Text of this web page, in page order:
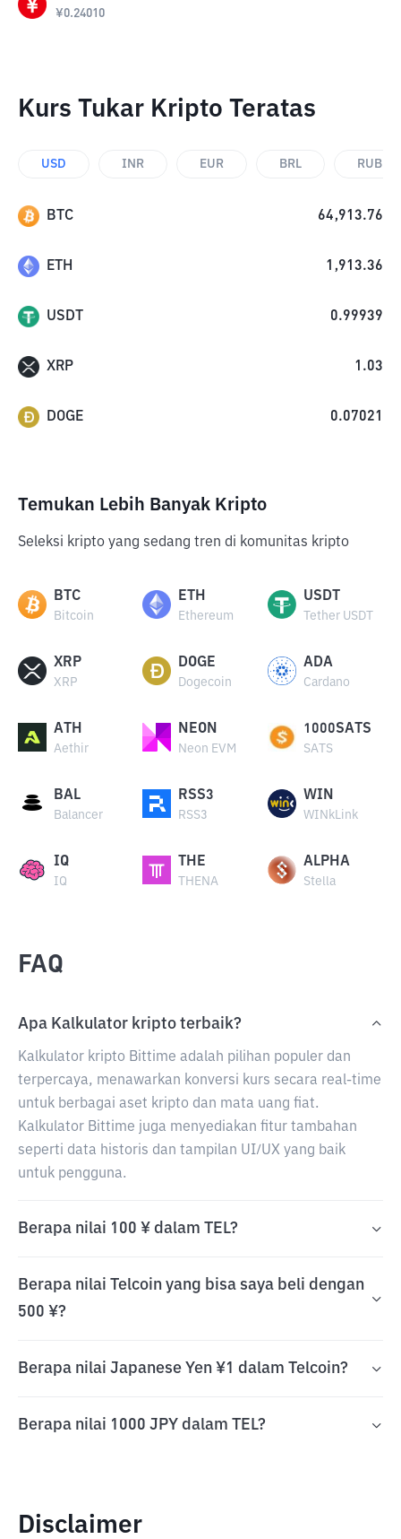
¥0.24010
Kurs Tukar Kripto Teratas
USD INR EUR BRL RUB
BTC 64,913.76
ETH 1,913.36
USDT 0.99939
XRP 1.03
DOGE 0.07021
Temukan Lebih Banyak Kripto
Seleksi kripto yang sedang tren di komunitas kripto
BTC
Bitcoin
ETH
Ethereum
USDT
Tether USDT
XRP
XRP
DOGE
Dogecoin
ADA
Cardano
ATH
Aethir
NEON
Neon EVM
1000SATS
SATS
BAL
Balancer
RSS3
RSS3
WIN
WINkLink
IQ
IQ
THE
THENA
ALPHA
Stella
FAQ
Apa Kalkulator kripto terbaik?
Kalkulator kripto Bittime adalah pilihan populer dan
terpercaya, menawarkan konversi kurs secara real-time
untuk berbagai aset kripto dan mata uang fiat.
Kalkulator Bittime juga menyediakan fitur tambahan
seperti data historis dan tampilan UI/UX yang baik
untuk pengguna.
Berapa nilai 100 ¥ dalam TEL?
Berapa nilai Telcoin yang bisa saya beli dengan
500 ¥?
Berapa nilai Japanese Yen ¥1 dalam Telcoin?
Berapa nilai 1000 JPY dalam TEL?
Disclaimer